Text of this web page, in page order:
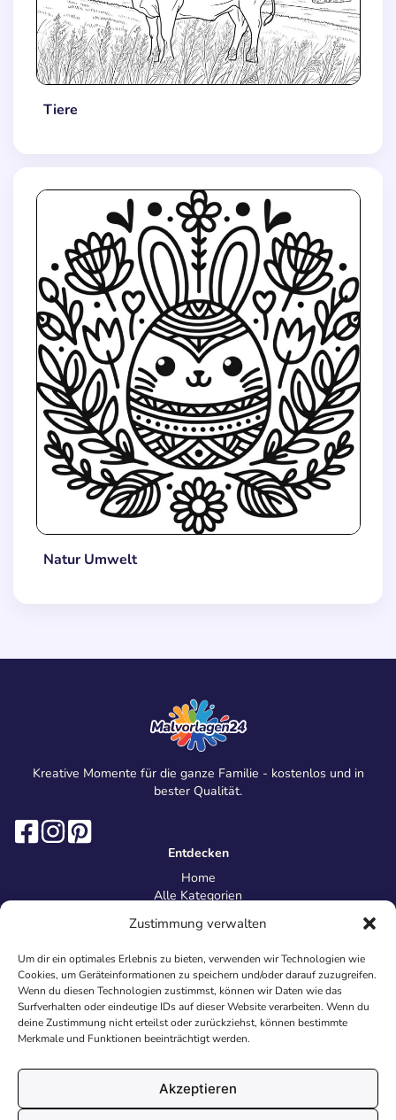
Zustimmung verwalten
Um dir ein optimales Erlebnis zu bieten, verwenden wir Technologien wie
Cookies, um Geräteinformationen zu speichern und/oder darauf zuzugreifen.
Wenn du diesen Technologien zustimmst, können wir Daten wie das
Surfverhalten oder eindeutige IDs auf dieser Website verarbeiten. Wenn du
deine Zustimmung nicht erteilst oder zurückziehst, können bestimmte
Merkmale und Funktionen beeinträchtigt werden.
Akzeptieren
Tiere
Natur Umwelt
Kreative Momente für die ganze Familie - kostenlos und in
bester Qualität.
Entdecken
Home
Alle Kategorien
Information
Über uns
Kontakt
Inhaltsrichtlinien
Recht & Datenschutz
Impressum
AGB
Cookies